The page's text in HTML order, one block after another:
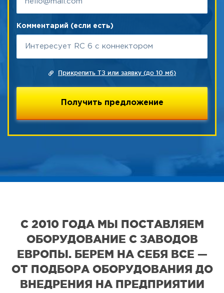
Комментарий (если есть)
Прикрепить ТЗ или заявку (до 10 мб)
С 2010 ГОДА МЫ ПОСТАВЛЯЕМ
ОБОРУДОВАНИЕ С ЗАВОДОВ
ЕВРОПЫ. БЕРЕМ НА СЕБЯ ВСЕ —
ОТ ПОДБОРА ОБОРУДОВАНИЯ ДО
ВНЕДРЕНИЯ НА ПРЕДПРИЯТИИ